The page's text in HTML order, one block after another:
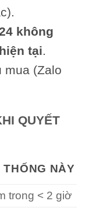
không
tại.
mua (Zalo
QUYẾT
THỐNG NÀY
trong < 2 giờ